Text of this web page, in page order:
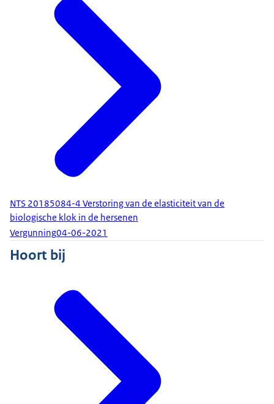
NTS 20185084-4 Verstoring van de elasticiteit van de
biologische klok in de hersenen
Vergunning04-06-2021
Hoort bij